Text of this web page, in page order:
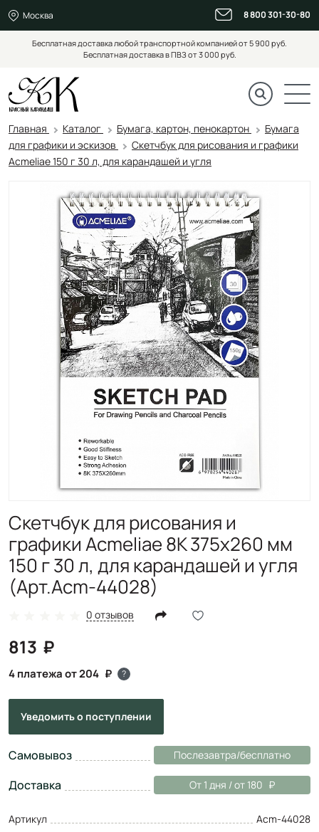
Москва 8 800 301-30-80
Бесплатная доставка любой транспортной компанией от 5 900 руб.
Бесплатная доставка в ПВЗ от 3 000 руб.
Главная Каталог Бумага, картон, пенокартон
Бумага
для графики и эскизов
Скетчбук для рисования и графики
Acmeliae 150 г 30 л, для карандашей и угля
Скетчбук для рисования и
графики Acmeliae 8K 375х260 мм
150 г 30 л, для карандашей и угля
(Арт.Acm-44028)
0 отзывов
813
4 платежа от 204 ?
Уведомитьо поступлении
Самовывоз Послезавтра/бесплатно
Доставка От 1 дня / от 180
Артикул
Acm-44028